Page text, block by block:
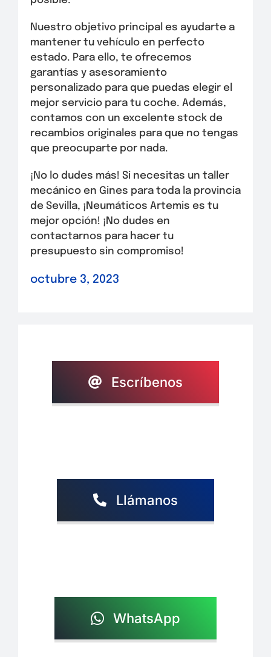
Nuestro objetivo principal es ayudarte a
mantener tu vehículo en perfecto
estado. Para ello, te ofrecemos
garantías y asesoramiento
personalizado para que puedas elegir el
mejor servicio para tu coche. Además,
contamos con un excelente stock de
recambios originales para que no tengas
que preocuparte por nada.
¡No lo dudes más! Si necesitas un taller
mecánico en Gines para toda la provincia
de Sevilla, ¡Neumáticos Artemis es tu
mejor opción! ¡No dudes en
contactarnos para hacer tu
presupuesto sin compromiso!
octubre 3, 2023
Escríbenos
Llámanos
WhatsApp